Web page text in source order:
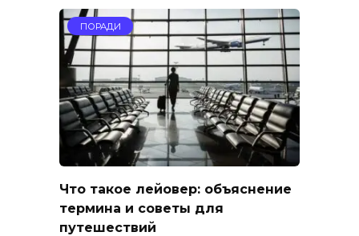
ПОРАДИ
Что такое лейовер: объяснение
термина и советы для
путешествий